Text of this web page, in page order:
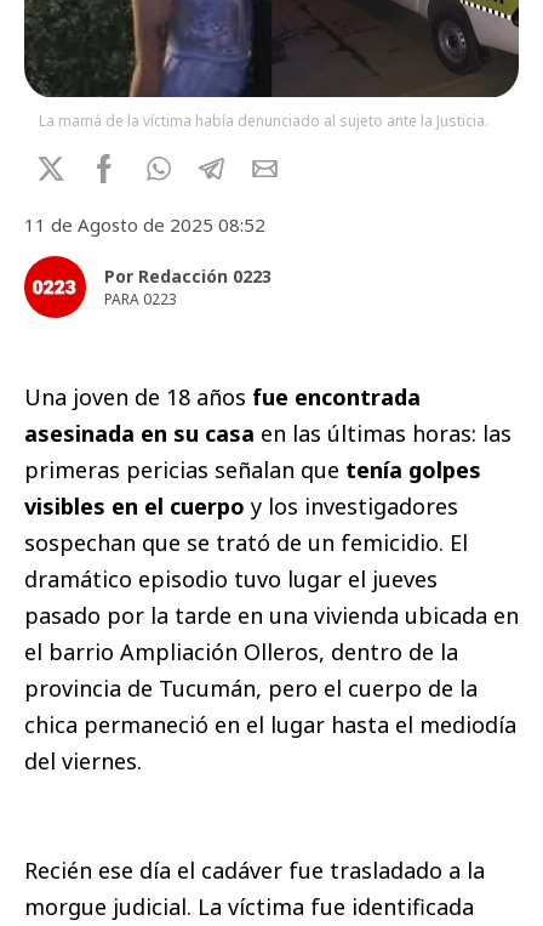
La mamá de la víctima había denunciado al sujeto ante la Justicia.
11 de Agosto de 2025 08:52
Por Redacción 0223
PARA 0223
Una joven de 18 años fue encontrada
asesinada en su casa en las últimas horas: las
primeras pericias señalan que tenía golpes
visibles en el cuerpo y los investigadores
sospechan que se trató de un femicidio. El
dramático episodio tuvo lugar el jueves
pasado por la tarde en una vivienda ubicada en
el barrio Ampliación Olleros, dentro de la
provincia de Tucumán, pero el cuerpo de la
chica permaneció en el lugar hasta el mediodía
del viernes.
Recién ese día el cadáver fue trasladado a la
morgue judicial. La víctima fue identificada